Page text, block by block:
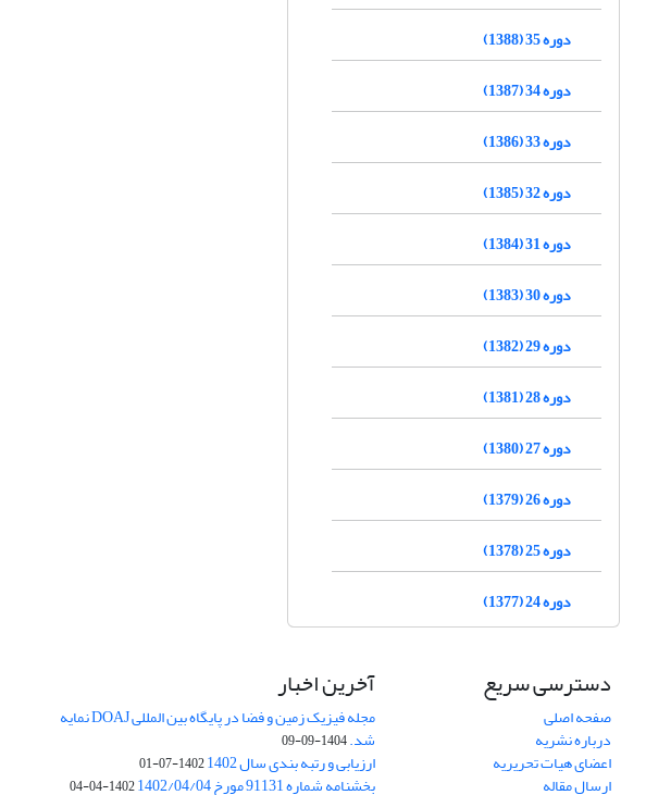
دوره 35 (1388)
دوره 34 (1387)
دوره 33 (1386)
دوره 32 (1385)
دوره 31 (1384)
دوره 30 (1383)
دوره 29 (1382)
دوره 28 (1381)
دوره 27 (1380)
دوره 26 (1379)
دوره 25 (1378)
دوره 24 (1377)
دسترسی سریع
صفحه اصلی
درباره نشریه
اعضای هیات تحریریه
ارسال مقاله
آخرین اخبار
مجله فیزیک زمین و فضا در پایگاه بین المللی DOAJ نمایه
شد.1404-09-09
ارزیابی و رتبه بندی سال 1402 1402-07-01
بخشنامه شماره 91131 مورخ 1402/04/04 1402-04-04